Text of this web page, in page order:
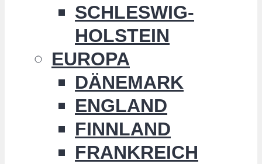
SCHLESWIG-
HOLSTEIN
EUROPA
DÄNEMARK
ENGLAND
FINNLAND
FRANKREICH